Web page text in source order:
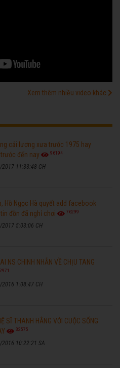
Xem thêm nhiều video khác
cải lương xưa trước 1975 hay
đến nay
96194
2017 11:33:48 CH
Hồ Ngọc Hà quyết add facebook
đồn đã nghỉ chơi
76299
2017 5:03:06 CH
NS CHINH NHẪN VỀ CHỊU TANG
2016 1:08:47 CH
SĨ THANH HẰNG VỚI CUỘC SỐNG
32575
2016 10:22:21 SA